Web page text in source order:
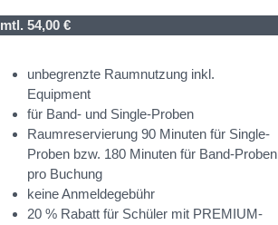
mtl. 54,00 €
unbegrenzte Raumnutzung inkl.
Equipment
für Band- und Single-Proben
Raumreservierung 90 Minuten für Single-
Proben bzw. 180 Minuten für Band-Proben
pro Buchung
keine Anmeldegebühr
20 % Rabatt für Schüler mit PREMIUM-